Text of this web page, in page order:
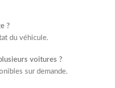
?
du véhicule.
voitures ?
sur demande.